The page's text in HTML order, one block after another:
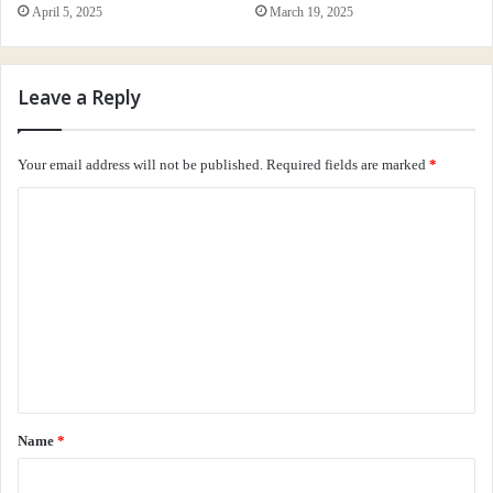
பட்டுத்துணியை விரித்தார்.
‘’அன்று நான் ஓர் இளங்காளை
அந்த நாளும் ஓர் இளம்காலை
நந்தவனம் ஒட்டிய அறை அது
April 5, 2025 March 19, 2025
Leave a Reply
Your email address will not be published. Required fields are marked *
*
Name *